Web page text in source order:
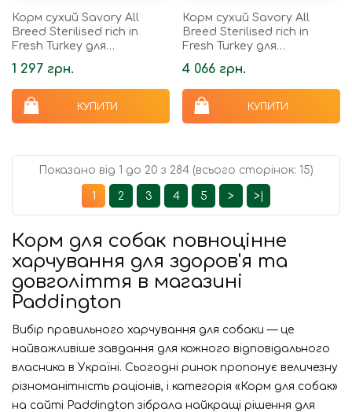
Корм сухий Savory All
Breed Sterilised rich in
Fresh Turkey для
стерилізованих собак усіх
порід зі свіжою індичкою 3
кг
1 297 грн.
КУПИТИ
Корм сухий Savory All
Breed Sterilised rich in
Fresh Turkey для
стерилізованих собак усіх
порід зі свіжою індичкою 12
кг
4 066 грн.
КУПИТИ
Показано від 1 до 20 з 284 (всього сторінок: 15)
1 2 3 4 5 > >|
Корм для собак повноцінне
харчування для здоров'я та
довголіття в магазині
Paddington
Вибір правильного харчування для собаки — це
найважливіше завдання для кожного відповідального
власника в Україні. Сьогодні ринок пропонує величезну
різноманітність раціонів, і категорія «Корм для собак»
на сайті Paddington зібрала найкращі рішення для